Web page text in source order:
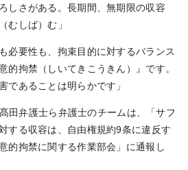
しさがある。長期間、無期限の収容
むしば）む」
必要性も、拘束目的に対するバランス
的拘禁（しいてきこうきん）』です。
であることは明らかです」
田弁護士ら弁護士のチームは、「サフ
する収容は、自由権規約9条に違反す
的拘禁に関する作業部会」に通報し